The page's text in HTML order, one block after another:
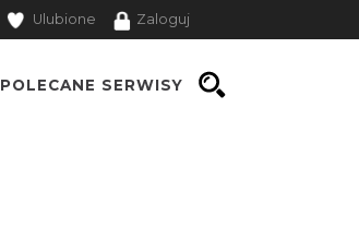
Ulubione Zaloguj
POLECANE SERWISY